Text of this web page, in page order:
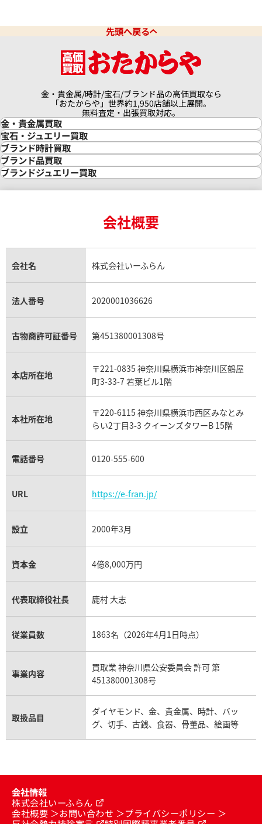
先頭へ戻る
金・貴金属/時計/宝石/ブランド品の高価買取なら
「おたからや」世界約1,950店舗以上展開。
無料査定・出張買取対応。
金・貴金属買取
金買取
金の相場価格情報
金の参考買取価格一覧
インゴット買取
インゴットの相場価格情報
24金買取
金貨買取
貴金属買取
銀・シルバー買取
パラジウム買取
宝石・ジュエリー買取
宝石・ジュエリー買取
ダイヤモンド買取
ダイヤモンド・宝石の参考価格一覧
リング・結婚指輪買取
エメラルド買取
トパーズ買取
タンザナイト買取
キャッツアイ買取
アクアマリン買取
ブランド時計買取
時計買取
ロレックス買取
ロレックス デイトナ買取
ロレックス サブマリーナー買取
ロレックス エクスプローラー買取
ロレックス デイトジャスト買取
パテック フィリップノーチラス買取
ヴァシュロン・コンスタンタン買取
オメガ買取
カルティエ買取
フランク ミュラー買取
リシャール・ミル買取
パネライ買取
チューダー（チュードル）買取
ブランド品買取
ブランド買取
シャネル マトラッセ買取
セリーヌ買取
プラダ買取
ブランドジュエリー買取
ヴァンクリーフ＆アーペル買取
ショーメ買取
ダミアーニ買取
モーブッサン買取
会社概要
会社名 株式会社いーふらん
法人番号 2020001036626
古物商許可証番号 第451380001308号
本店所在地
〒221-0835 神奈川県横浜市神奈川区鶴屋
町3-33-7 若葉ビル1階
本社所在地
〒220-6115 神奈川県横浜市西区みなとみ
らい2丁目3-3 クイーンズタワーB 15階
電話番号 0120-555-600
URL https://e-fran.jp/
設立 2000年3月
資本金 4億8,000万円
代表取締役社長 鹿村 大志
従業員数 1863名（2026年4月1日時点）
事業内容
買取業 神奈川県公安委員会 許可 第
451380001308号
取扱品目
ダイヤモンド、金、貴金属、時計、バッ
グ、切手、古銭、食器、骨董品、絵画等
会社情報
株式会社いーふらん
会社概要
お問い合わせ
プライバシーポリシー